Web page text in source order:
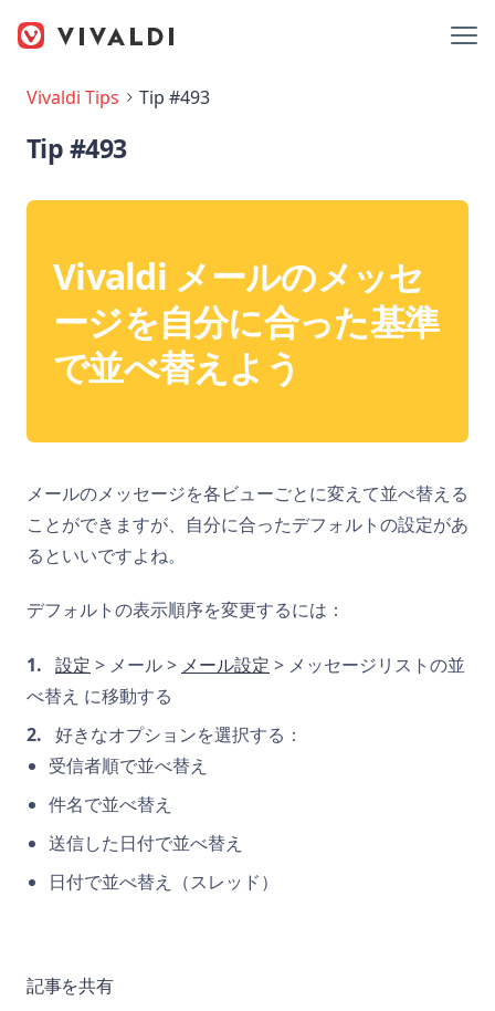
Vivaldi Tips Tip #493
Tip #493
Vivaldi メールのメッセ
ージを自分に合った基準
で並べ替えよう
メールのメッセージを各ビューごとに変えて並べ替える
ことができますが、自分に合ったデフォルトの設定があ
るといいですよね。
デフォルトの表示順序を変更するには：
設定 > メール > メール設定 > メッセージリストの並
べ替え に移動する
好きなオプションを選択する：
受信者順で並べ替え
件名で並べ替え
送信した日付で並べ替え
日付で並べ替え（スレッド）
記事を共有